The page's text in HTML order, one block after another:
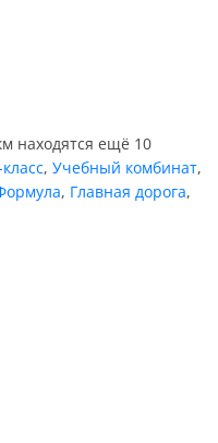
находятся ещё 10
, Учебный комбинат,
, Главная дорога,